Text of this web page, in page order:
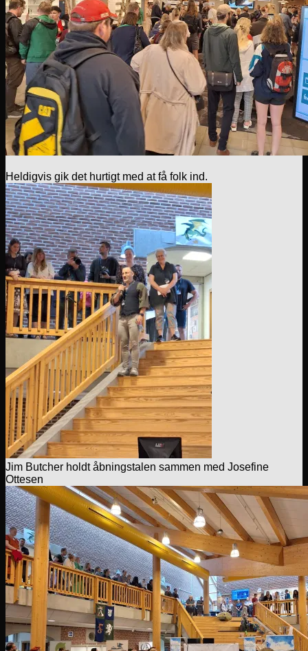
Heldigvis gik det hurtigt med at få folk ind.
Jim Butcher holdt åbningstalen sammen med Josefine
Ottesen